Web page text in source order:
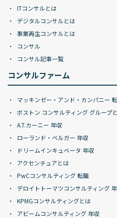
ITコンサルとは
デジタルコンサルとは
事業再生コンサルとは
コンサル
コンサル記事一覧
コンサルファーム
マッキンゼー・アンド・カンパニー
ボストン コンサルティング グループ
A.T.カーニー 年収
ローランド・ベルガー 年収
ドリームインキュベータ 年収
アクセンチュアとは
PwCコンサルティング 転職
デロイトトーマツコンサルティング
KPMGコンサルティングとは
アビームコンサルティング 年収